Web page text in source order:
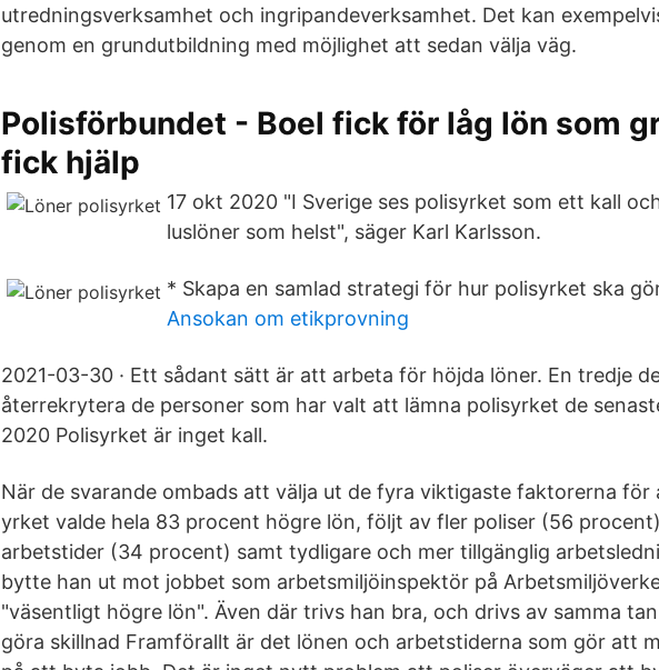
utredningsverksamhet och ingripandeverksamhet. Det kan
genom en grundutbildning med möjlighet att sedan välja väg.
Polisförbundet - Boel fick för låg lön som
fick hjälp
17 okt 2020 "I Sverige ses polisyrket som ett kall
luslöner som helst", säger Karl Karlsson.
* Skapa en samlad strategi för hur polisyrket ska
Ansokan om etikprovning
2021-03-30 · Ett sådant sätt är att arbeta för höjda löner. En tredje
återrekrytera de personer som har valt att lämna polisyrket de
2020 Polisyrket är inget kall.
När de svarande ombads att välja ut de fyra viktigaste faktorerna för
yrket valde hela 83 procent högre lön, följt av fler poliser (56
arbetstider (34 procent) samt tydligare och mer tillgänglig
bytte han ut mot jobbet som arbetsmiljöinspektör på
"väsentligt högre lön". Även där trivs han bra, och drivs av samma
göra skillnad Framförallt är det lönen och arbetstiderna som gör att